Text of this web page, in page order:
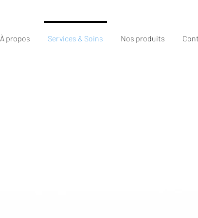
À propos Services & Soins Nos produits